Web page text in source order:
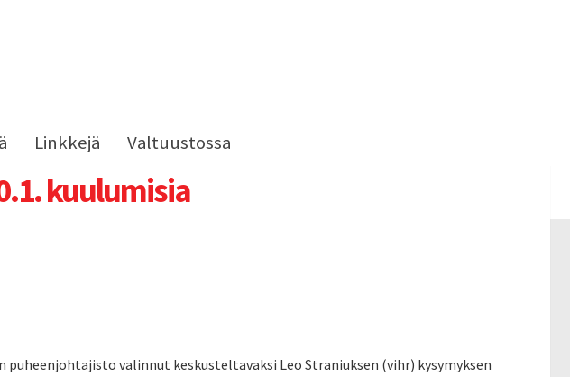
Linkkejä Valtuustossa
kuulumisia
valinnut keskusteltavaksi Leo Straniuksen (vihr) kysymyksen